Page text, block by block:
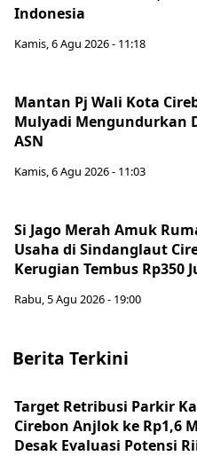
Indonesia
Kamis, 6 Agu 2026 - 11:18
Mantan Pj Wali Kota
Mulyadi Mengundurkan
ASN
Kamis, 6 Agu 2026 - 11:03
Si Jago Merah Amuk
Usaha di Sindanglaut
Kerugian Tembus Rp350
Rabu, 5 Agu 2026 - 19:00
Berita Terkini
Target Retribusi Parkir
Cirebon Anjlok ke Rp1,6
Desak Evaluasi Potensi